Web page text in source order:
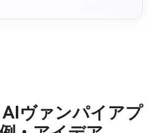
ヴァンパイアプ